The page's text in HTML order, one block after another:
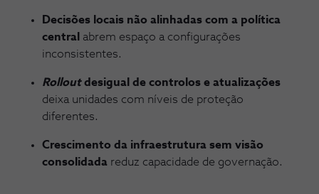
Decisões locais não alinhadas com a política
central abrem espaço a configurações
inconsistentes.
Rolloutdesigual de controlos e atualizações
deixa unidades com níveis de proteção
diferentes.
Crescimento da infraestrutura sem visão
consolidada reduz capacidade de governação.